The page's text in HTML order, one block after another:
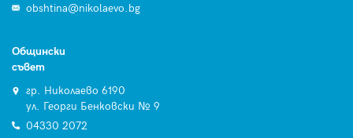
obshtina@nikolaevo.bg
Общински
съвет
гр. Николаево 6190
ул. Георги Бенковски № 9
04330 2072